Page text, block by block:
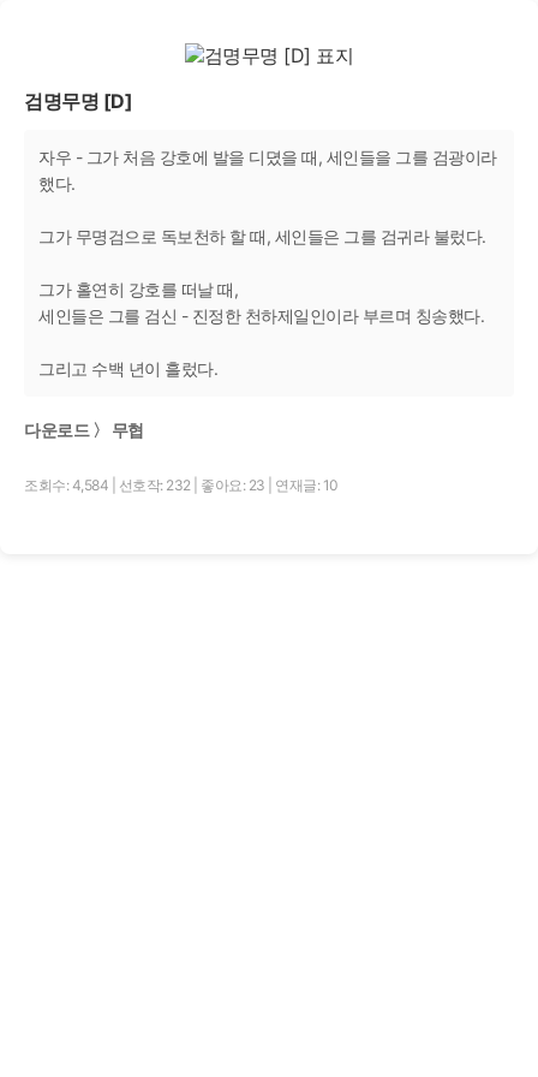
검명무명 [D]
자우 - 그가 처음 강호에 발을 디뎠을 때, 세인들을 그를 검광이라
했다.
그가 무명검으로 독보천하 할 때, 세인들은 그를 검귀라 불렀다.
그가 홀연히 강호를 떠날 때,
세인들은 그를 검신 - 진정한 천하제일인이라 부르며 칭송했다.
그리고 수백 년이 흘렀다.
다운로드 〉 무협
조회수: 4,584 선호작: 232 좋아요: 23 연재글: 10